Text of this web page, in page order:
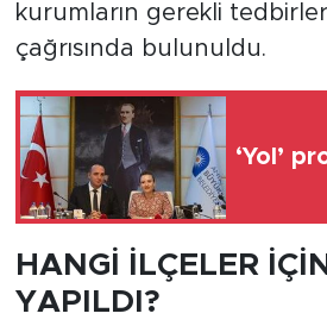
kurumların gerekli
çağrısında bulunuldu.
‘Yol’
HANGİ İLÇELER
YAPILDI?